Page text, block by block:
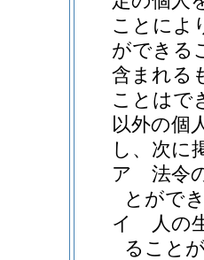
ことによ
ができる
含まれる
ことはで
以外の個
し、次に
ア
法令
とがで
イ
人の
ること